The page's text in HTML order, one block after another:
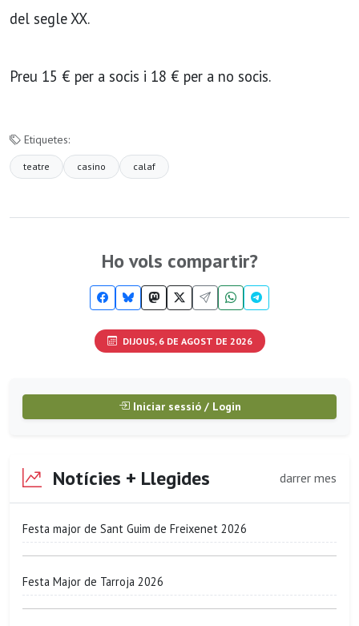
del segle XX.
Preu 15 € per a socis i 18 € per a no socis.
Etiquetes:
teatre casino calaf
Ho vols compartir?
DIJOUS, 6 DE AGOST DE 2026
Iniciar sessió / Login
Notícies + Llegides darrer mes
Festa major de Sant Guim de Freixenet 2026
Festa Major de Tarroja 2026